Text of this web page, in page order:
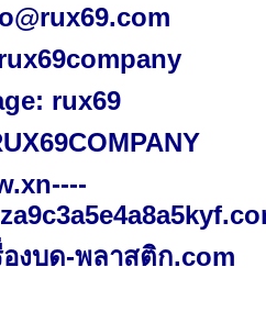
rux69
องบด-พลาสติก.com